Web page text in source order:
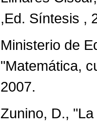
,Ed. Síntesis ,
Ministerio de
"Matemática,
2007.
Zunino, D.,